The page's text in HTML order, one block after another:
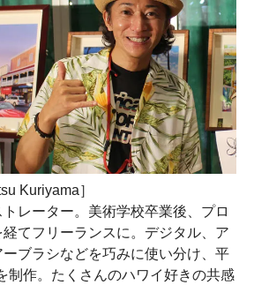
Kuriyama］
レーター。美術学校卒業後、プロ
てフリーランスに。デジタル、ア
ブラシなどを巧みに使い分け、平
制作。たくさんのハワイ好きの共感